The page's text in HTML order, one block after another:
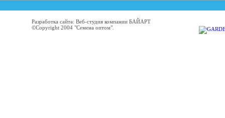
Разработка сайта: Веб-студия компании БАЙАРТ
©Copyright 2004 "Семена оптом".